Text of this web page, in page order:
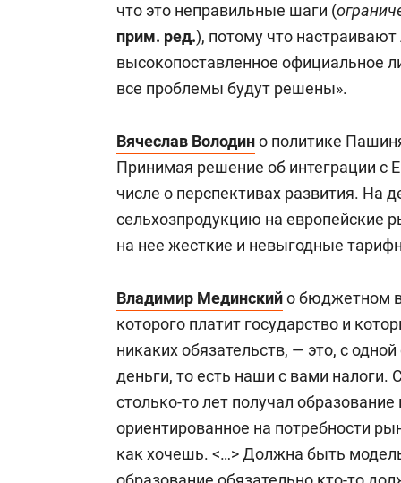
что это неправильные шаги (
прим. ред.), потому что
высокопоставленное официальное
все проблемы будут решены».
Вячеслав Володино политике
Принимая решение об интеграции с
числе о перспективах развития. На
сельхозпродукцию на европейские
на нее жесткие и невыгодные
Владимир Мединскийо бюджетном
которого платит государство и
никаких обязательств, — это, с
деньги, то есть наши с вами налоги.
столько-то лет получал
ориентированное на потребности
как хочешь. <…> Должна быть